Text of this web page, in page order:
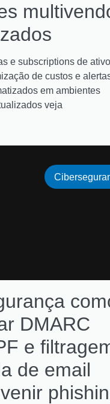
e subscriptions de
de custos e
em ambientes
veja
DMARC
e
de email